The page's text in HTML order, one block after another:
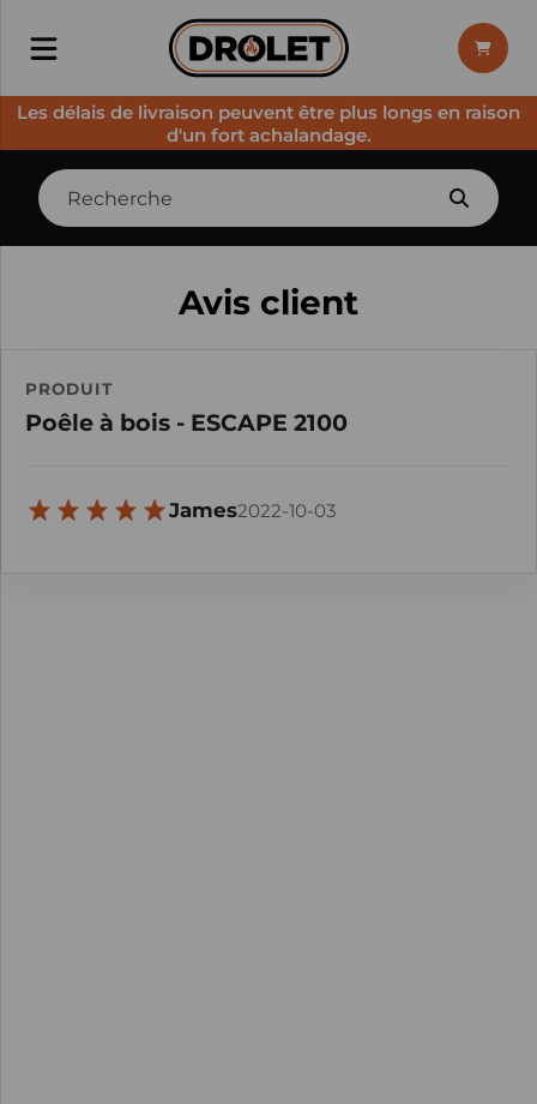
Les délais de livraison peuvent être plus longs en raison
d'un fort achalandage.
Avis client
PRODUIT
Poêle à bois - ESCAPE 2100
James2022-10-03